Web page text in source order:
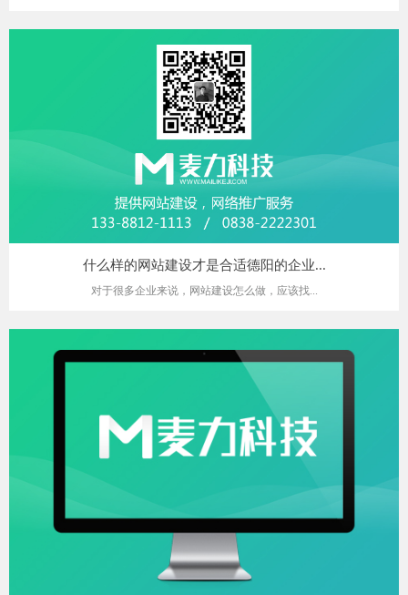
什么样的网站建设才是合适德阳的企业...
对于很多企业来说，网站建设怎么做，应该找...